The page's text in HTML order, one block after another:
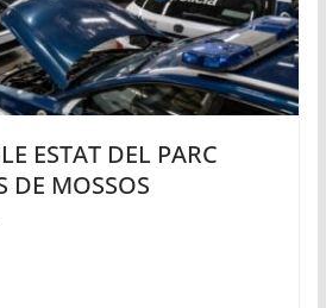
ESTAT DEL PARC
DE MOSSOS